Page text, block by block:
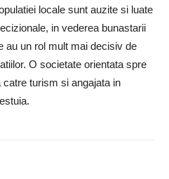
locale sunt auzite si luate
in vederea bunastarii
au un rol mult mai decisiv de
O societate orientata spre
turism si angajata in